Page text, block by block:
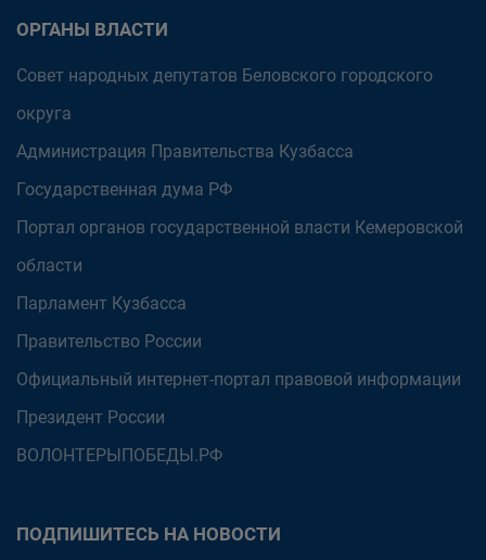
ОРГАНЫ ВЛАСТИ
Совет народных депутатов Беловского городского
округа
Администрация Правительства Кузбасса
Государственная дума РФ
Портал органов государственной власти Кемеровской
области
Парламент Кузбасса
Правительство России
Официальный интернет-портал правовой информации
Президент России
ВОЛОНТЕРЫПОБЕДЫ.РФ
ПОДПИШИТЕСЬ НА НОВОСТИ